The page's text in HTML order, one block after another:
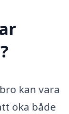
kan vara
öka både